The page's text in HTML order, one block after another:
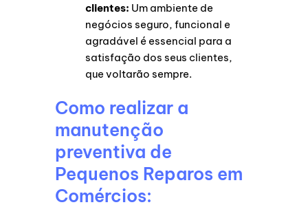
clientes: Um ambiente de
negócios seguro, funcional e
agradável é essencial para a
satisfação dos seus clientes,
que voltarão sempre.
Como realizar a
manutenção
preventiva de
Pequenos Reparos em
Comércios: